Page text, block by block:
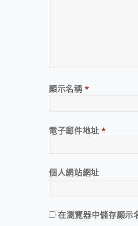
顯示名稱*
電子郵件地址*
個人網站網址
在瀏覽器中儲存顯示